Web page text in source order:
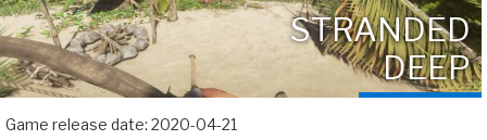
STRANDED
DEEP
Game release date: 2020-04-21